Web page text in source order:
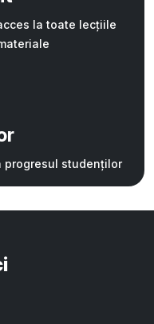
la toate lecțiile
studenților